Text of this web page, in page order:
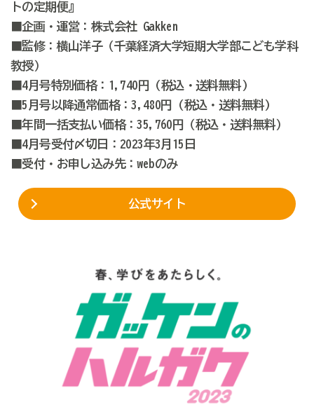
トの定期便』
■企画・運営：株式会社 Gakken
■監修：横山洋子（千葉経済大学短期大学部こども学科
教授）
■4月号特別価格： 1,740 円 (税込・ 送料無料)
■5 月号以降通常価格：3,480円 (税込・ 送料無料)
■年間一括支払い価格：35,760 円（税込・ 送料無料）
■4月号受付〆切日： 2023年3月 15 日
■受付・お申し込み先：webのみ
公式サイト